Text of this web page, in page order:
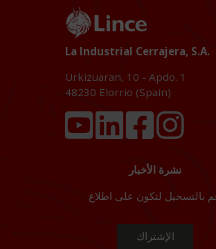
La Industrial Cerrajera, S.A.
Urkizuaran, 10 - Apdo. 1
48230 Elorrio (Spain)
نشرة الأخبار